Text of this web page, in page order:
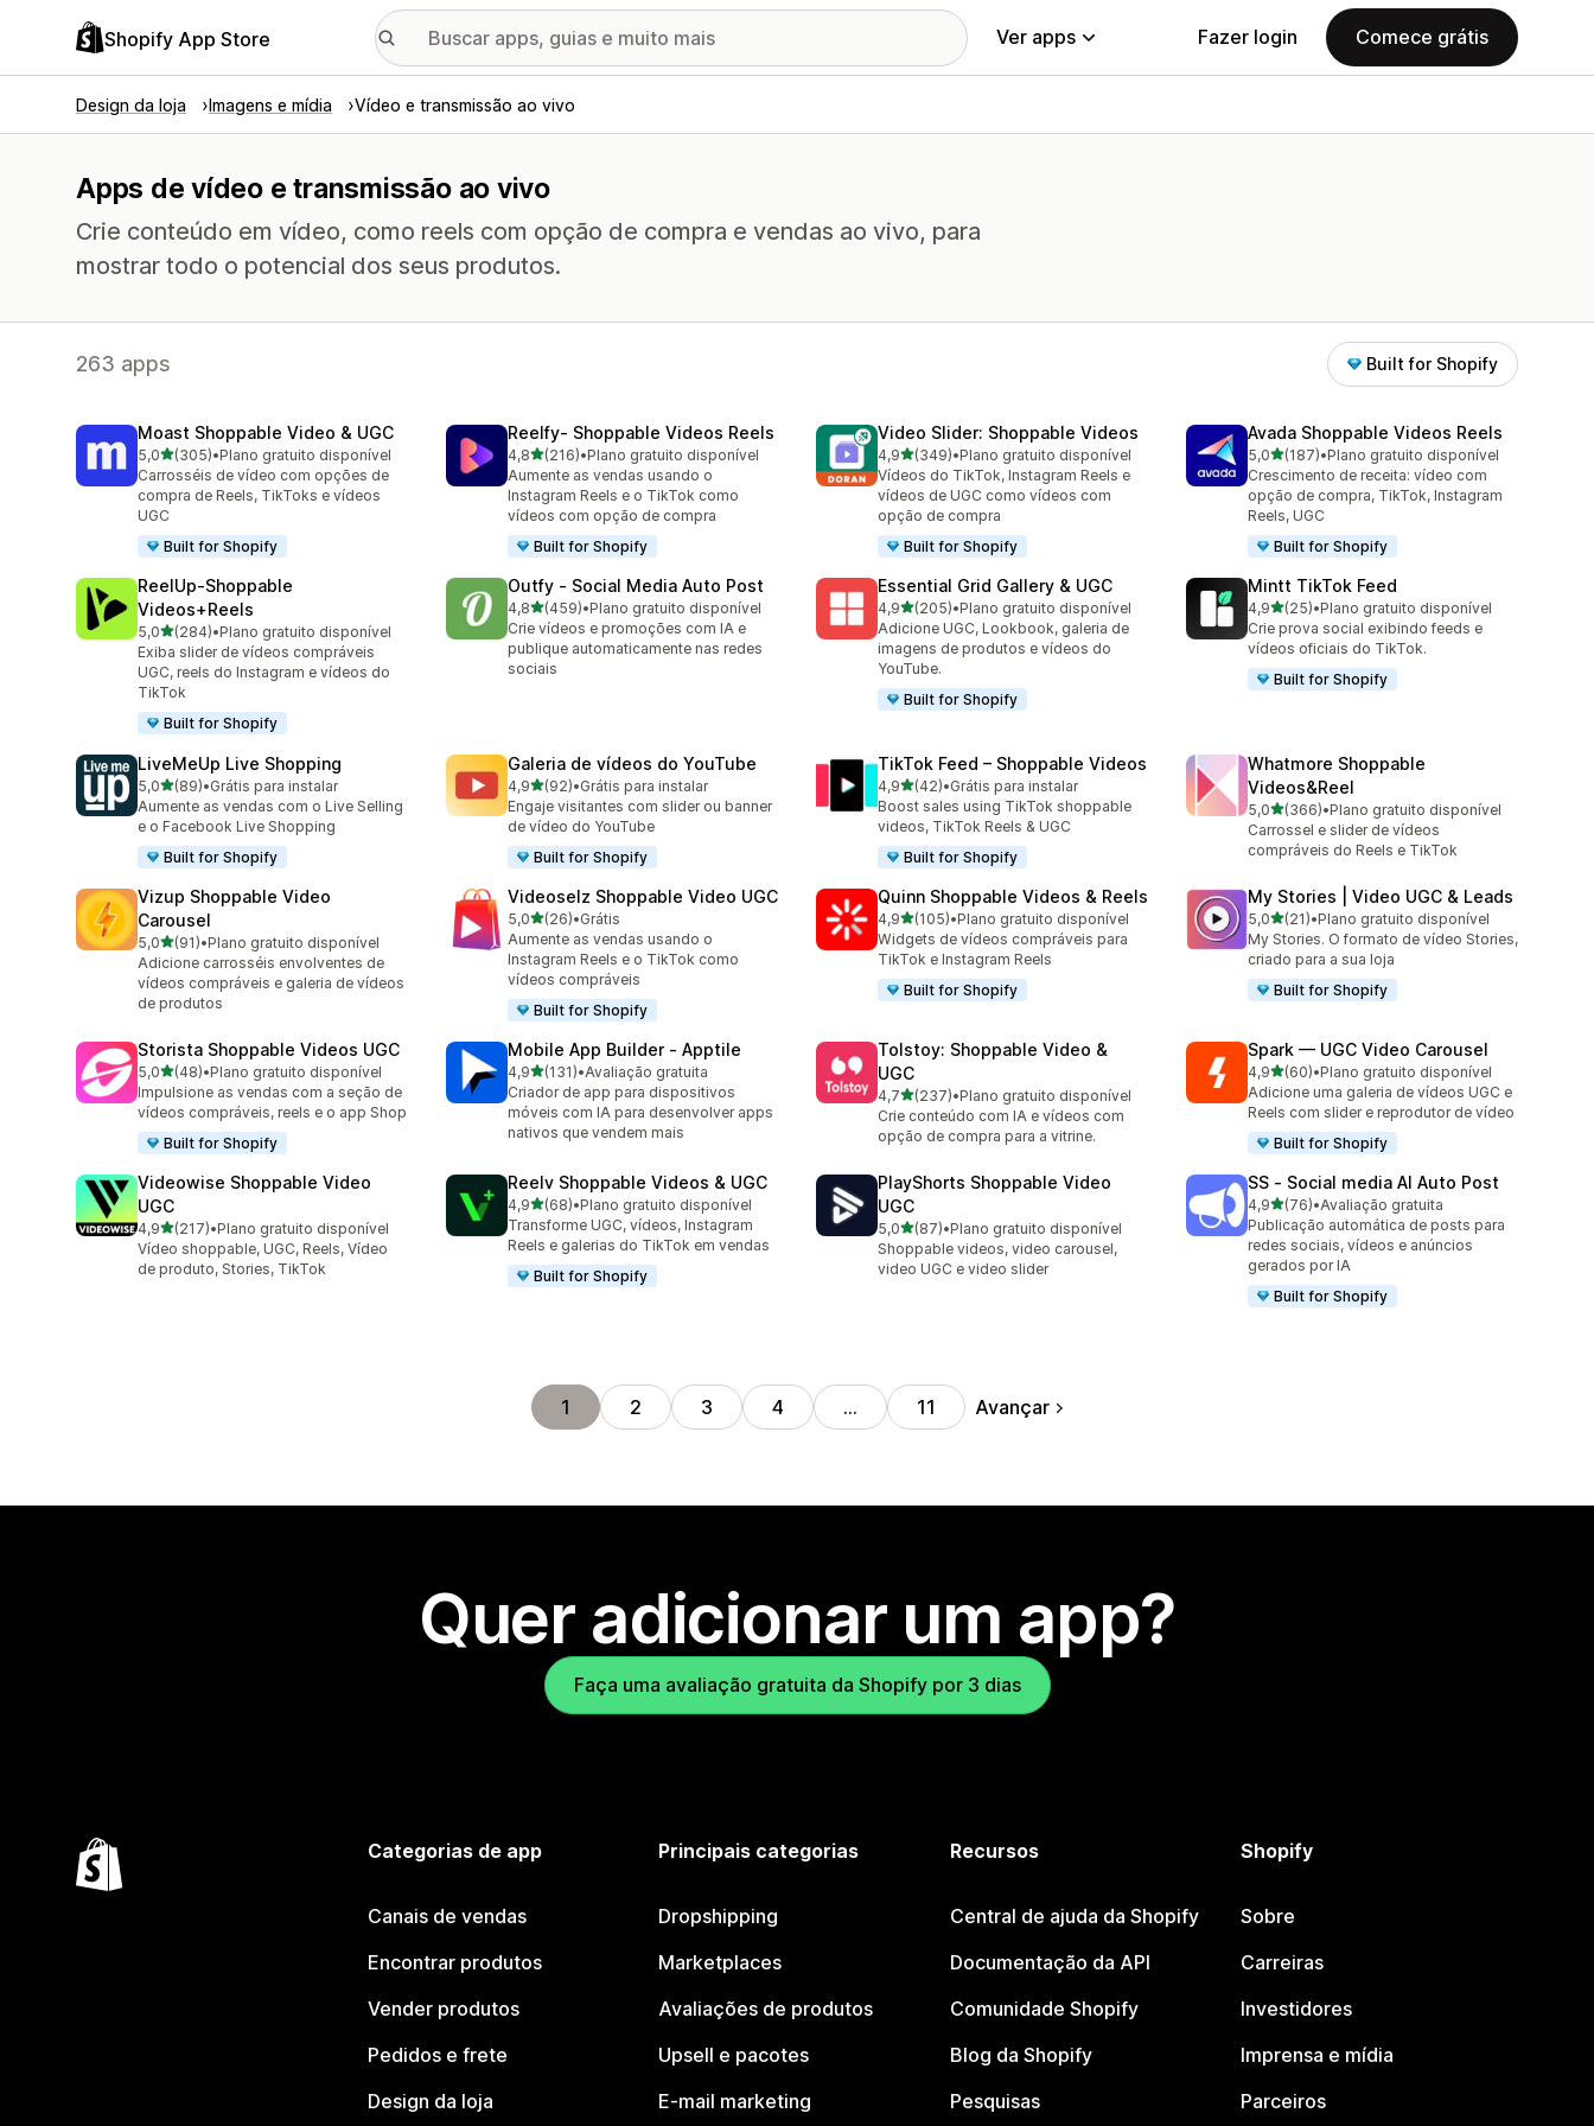
Shopify App Store Ver apps Fazer login Comece grátis
Design da loja Imagens e mídia Vídeo e transmissão ao vivo
Apps de vídeo e transmissão ao vivo
Crie conteúdo em vídeo, como reels com opção de compra e vendas ao vivo, para
mostrar todo o potencial dos seus produtos.
263 apps Built for Shopify
Moast Shoppable Video & UGC
5,0de 5 estrelas
(305)
305 avaliações ao todo
•Plano gratuito disponível
Carrosséis de vídeo com opções de
compra de Reels, TikToks e vídeos
UGC
Built for Shopify
Reelfy‑ Shoppable Videos Reels
4,8de 5 estrelas
(216)
216 avaliações ao todo
•Plano gratuito disponível
Aumente as vendas usando o
Instagram Reels e o TikTok como
vídeos com opção de compra
Built for Shopify
Video Slider: Shoppable Videos
4,9de 5 estrelas
(349)
349 avaliações ao todo
•Plano gratuito disponível
Vídeos do TikTok, Instagram Reels e
vídeos de UGC como vídeos com
opção de compra
Built for Shopify
Avada Shoppable Videos Reels
5,0de 5 estrelas
(187)
187 avaliações ao todo
•Plano gratuito disponível
Crescimento de receita: vídeo com
opção de compra, TikTok, Instagram
Reels, UGC
Built for Shopify
ReelUp‑Shoppable
Videos+Reels
5,0de 5 estrelas
(284)
284 avaliações ao todo
•Plano gratuito disponível
Exiba slider de vídeos compráveis
UGC, reels do Instagram e vídeos do
TikTok
Built for Shopify
Outfy ‑ Social Media Auto Post
4,8de 5 estrelas
(459)
459 avaliações ao todo
•Plano gratuito disponível
Crie vídeos e promoções com IA e
publique automaticamente nas redes
sociais
Essential Grid Gallery & UGC
4,9de 5 estrelas
(205)
205 avaliações ao todo
•Plano gratuito disponível
Adicione UGC, Lookbook, galeria de
imagens de produtos e vídeos do
YouTube.
Built for Shopify
Mintt TikTok Feed
4,9de 5 estrelas
(25)
25 avaliações ao todo
•Plano gratuito disponível
Crie prova social exibindo feeds e
vídeos oficiais do TikTok.
Built for Shopify
LiveMeUp Live Shopping
5,0de 5 estrelas
(89)
89 avaliações ao todo
•Grátis para instalar
Aumente as vendas com o Live Selling
e o Facebook Live Shopping
Built for Shopify
Galeria de vídeos do YouTube
4,9de 5 estrelas
(92)
92 avaliações ao todo
•Grátis para instalar
Engaje visitantes com slider ou banner
de vídeo do YouTube
Built for Shopify
TikTok Feed – Shoppable Videos
4,9de 5 estrelas
(42)
42 avaliações ao todo
•Grátis para instalar
Boost sales using TikTok shoppable
videos, TikTok Reels & UGC
Built for Shopify
Whatmore Shoppable
Videos&Reel
5,0de 5 estrelas
(366)
366 avaliações ao todo
•Plano gratuito disponível
Carrossel e slider de vídeos
compráveis do Reels e TikTok
Vizup Shoppable Video
Carousel
5,0de 5 estrelas
(91)
91 avaliações ao todo
•Plano gratuito disponível
Adicione carrosséis envolventes de
vídeos compráveis e galeria de vídeos
de produtos
Videoselz Shoppable Video UGC
5,0de 5 estrelas
(26)
26 avaliações ao todo
•Grátis
Aumente as vendas usando o
Instagram Reels e o TikTok como
vídeos compráveis
Built for Shopify
Quinn Shoppable Videos & Reels
4,9de 5 estrelas
(105)
105 avaliações ao todo
•Plano gratuito disponível
Widgets de vídeos compráveis para
TikTok e Instagram Reels
Built for Shopify
My Stories | Video UGC & Leads
5,0de 5 estrelas
(21)
21 avaliações ao todo
•Plano gratuito disponível
My Stories. O formato de vídeo Stories,
criado para a sua loja
Built for Shopify
Storista Shoppable Videos UGC
5,0de 5 estrelas
(48)
48 avaliações ao todo
•Plano gratuito disponível
Impulsione as vendas com a seção de
vídeos compráveis, reels e o app Shop
Built for Shopify
Mobile App Builder ‑ Apptile
4,9de 5 estrelas
(131)
131 avaliações ao todo
•Avaliação gratuita
Criador de app para dispositivos
móveis com IA para desenvolver apps
nativos que vendem mais
Tolstoy: Shoppable Video &
UGC
4,7de 5 estrelas
(237)
237 avaliações ao todo
•Plano gratuito disponível
Crie conteúdo com IA e vídeos com
opção de compra para a vitrine.
Spark — UGC Video Carousel
4,9de 5 estrelas
(60)
60 avaliações ao todo
•Plano gratuito disponível
Adicione uma galeria de vídeos UGC e
Reels com slider e reprodutor de vídeo
Built for Shopify
Videowise Shoppable Video
UGC
4,9de 5 estrelas
(217)
217 avaliações ao todo
•Plano gratuito disponível
Vídeo shoppable, UGC, Reels, Vídeo
de produto, Stories, TikTok
Reelv Shoppable Videos & UGC
4,9de 5 estrelas
(68)
68 avaliações ao todo
•Plano gratuito disponível
Transforme UGC, vídeos, Instagram
Reels e galerias do TikTok em vendas
Built for Shopify
PlayShorts Shoppable Video
UGC
5,0de 5 estrelas
(87)
87 avaliações ao todo
•Plano gratuito disponível
Shoppable videos, video carousel,
video UGC e video slider
SS ‑ Social media AI Auto Post
4,9de 5 estrelas
(76)
76 avaliações ao todo
•Avaliação gratuita
Publicação automática de posts para
redes sociais, vídeos e anúncios
gerados por IA
Built for Shopify
1 2 3 4 … 11 Avançar
Quer adicionar um app?
Faça uma avaliação gratuita da Shopify por 3 dias
Categorias de app
Canais de vendas
Encontrar produtos
Vender produtos
Pedidos e frete
Design da loja
Principais categorias
Dropshipping
Marketplaces
Avaliações de produtos
Upsell e pacotes
E-mail marketing
Recursos
Central de ajuda da Shopify
Documentação da API
Comunidade Shopify
Blog da Shopify
Pesquisas
Shopify
Sobre
Carreiras
Investidores
Imprensa e mídia
Parceiros